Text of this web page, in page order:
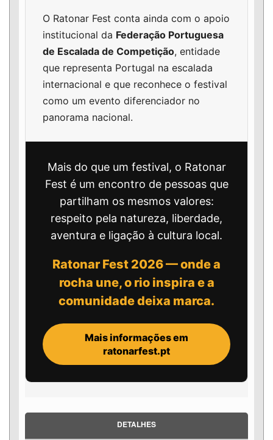
O Ratonar Fest conta ainda com o apoio
institucional da Federação Portuguesa
de Escalada de Competição, entidade
que representa Portugal na escalada
internacional e que reconhece o festival
como um evento diferenciador no
panorama nacional.
Mais do que um festival, o Ratonar
Fest é um encontro de pessoas que
partilham os mesmos valores:
respeito pela natureza, liberdade,
aventura e ligação à cultura local.
Ratonar Fest 2026 — onde a
rocha une, o rio inspira e a
comunidade deixa marca.
Mais informações em
ratonarfest.pt
DETALHES